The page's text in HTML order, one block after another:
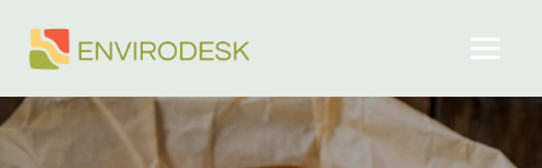
naar